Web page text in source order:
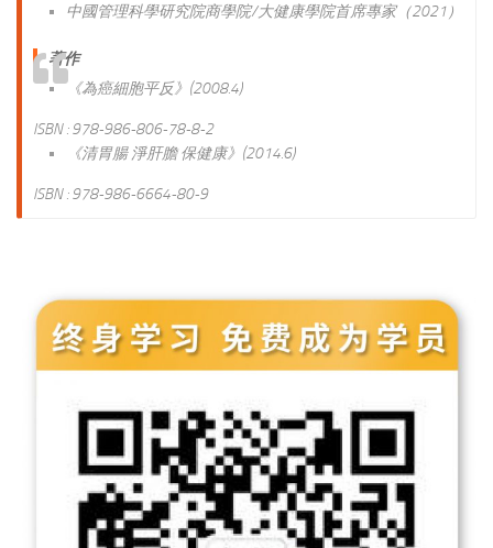
中國管理科學研究院商學院/大健康學院首席專家（2021）
著作
《為癌細胞平反》(2008.4)
ISBN : 978-986-806-78-8-2
《清胃腸 淨肝膽 保健康》(2014.6)
ISBN : 978-986-6664-80-9